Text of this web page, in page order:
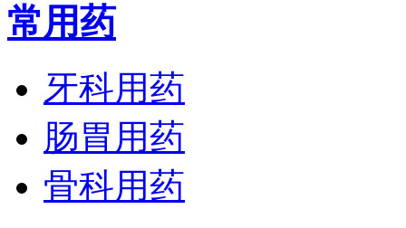
常用药
牙科用药
肠胃用药
骨科用药